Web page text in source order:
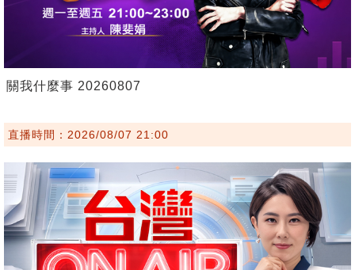
關我什麼事 20260807
直播時間：2026/08/07 21:00